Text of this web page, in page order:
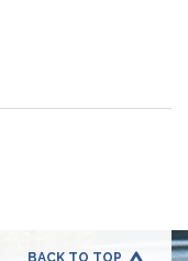
BACK TO TOP